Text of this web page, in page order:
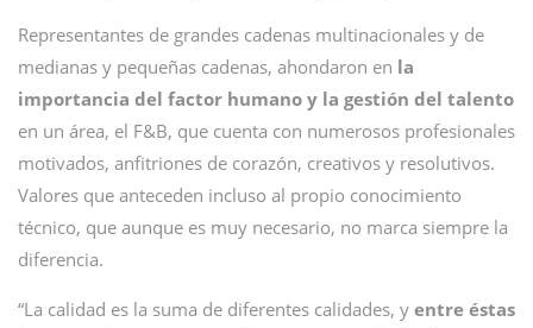
Representantes de grandes cadenas multinacionales y de
medianas y pequeñas cadenas, ahondaron en la
importancia del factor humano y la gestión del talento
en un área, el F&B, que cuenta con numerosos profesionales
motivados, anfitriones de corazón, creativos y resolutivos.
Valores que anteceden incluso al propio conocimiento
técnico, que aunque es muy necesario, no marca siempre la
diferencia.
“La calidad es la suma de diferentes calidades, y entre éstas